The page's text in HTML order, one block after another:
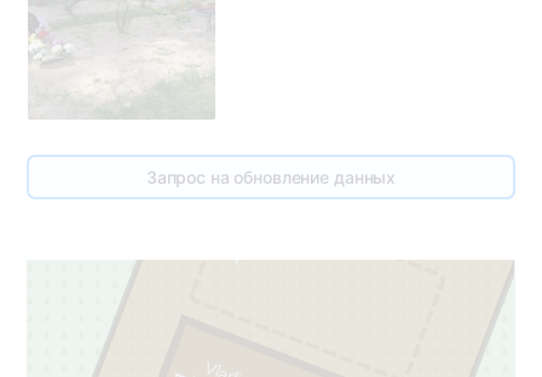
Запрос на обновление данных
45
2